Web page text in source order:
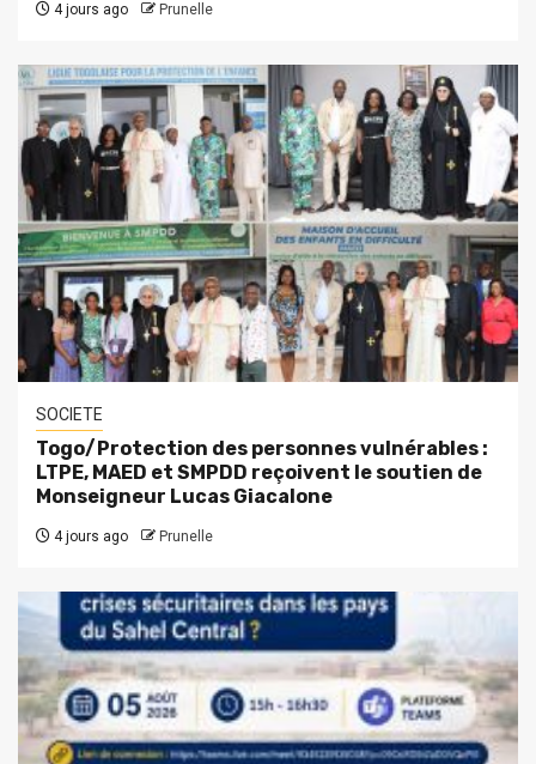
4 jours ago Prunelle
SOCIETE
Togo/Protection des personnes vulnérables :
LTPE, MAED et SMPDD reçoivent le soutien de
Monseigneur Lucas Giacalone
4 jours ago Prunelle